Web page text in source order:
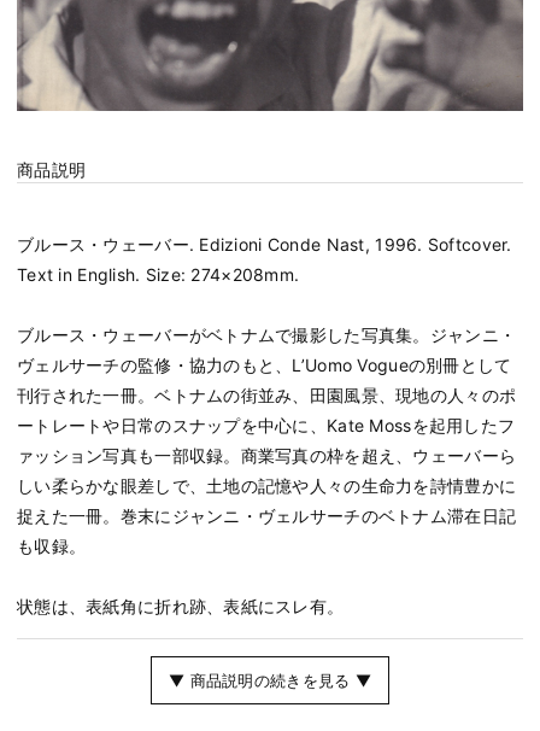
商品説明
ブルース・ウェーバー. Edizioni Conde Nast, 1996. Softcover.
Text in English. Size: 274×208mm.
ブルース・ウェーバーがベトナムで撮影した写真集。ジャンニ・
ヴェルサーチの監修・協力のもと、L’Uomo Vogueの別冊として
刊行された一冊。ベトナムの街並み、田園風景、現地の人々のポ
ートレートや日常のスナップを中心に、Kate Mossを起用したフ
ァッション写真も一部収録。商業写真の枠を超え、ウェーバーら
しい柔らかな眼差しで、土地の記憶や人々の生命力を詩情豊かに
捉えた一冊。巻末にジャンニ・ヴェルサーチのベトナム滞在日記
も収録。
状態は、表紙角に折れ跡、表紙にスレ有。
▼ 商品説明の続きを見る ▼